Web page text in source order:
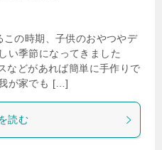
の時期、子供のおやつやデ
い季節になってきました
どがあれば簡単に手作りで
が家でも […]
読む